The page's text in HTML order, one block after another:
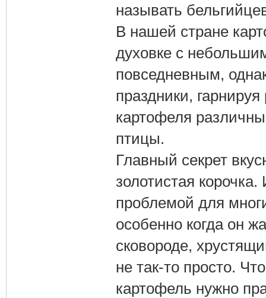
называть
В нашей стране
духовке с
повседневным,
праздники,
картофеля
птицы.
Главный секрет
золотистая
проблемой для
особенно когда он
сковороде,
не так-то просто.
картофель нужно